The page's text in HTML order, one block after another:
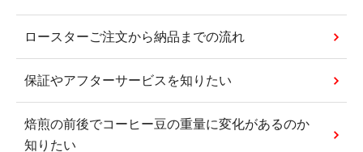
ロースターご注文から納品までの流れ
保証やアフターサービスを知りたい
焙煎の前後でコーヒー豆の重量に変化があるのか
知りたい